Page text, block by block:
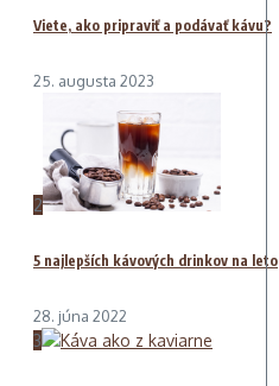
Viete, ako pripraviť a podávať kávu?
25. augusta 2023
2
5 najlepších kávových drinkov na leto
28. júna 2022
3